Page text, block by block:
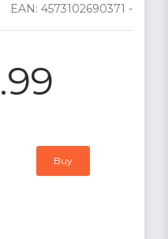
EAN: 4573102690371 -
Buy